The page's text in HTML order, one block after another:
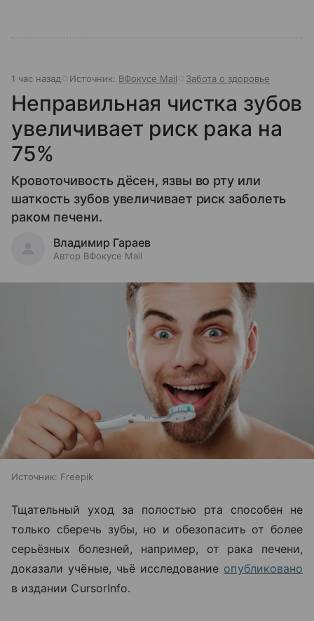
1 час назад Источник: ВФокусе Mail Забота о здоровье
Неправильная чистка зубов
увеличивает риск рака на
75%
Кровоточивость дёсен, язвы во рту или
шаткость зубов увеличивает риск заболеть
раком печени.
Владимир Гараев
Автор ВФокусе Mail
Источник: Freepik
Тщательный уход за полостью рта способен не
только сберечь зубы, но и обезопасить от более
серьёзных болезней, например, от рака печени,
доказали учёные, чьё исследование опубликовано
в издании CursorInfo.